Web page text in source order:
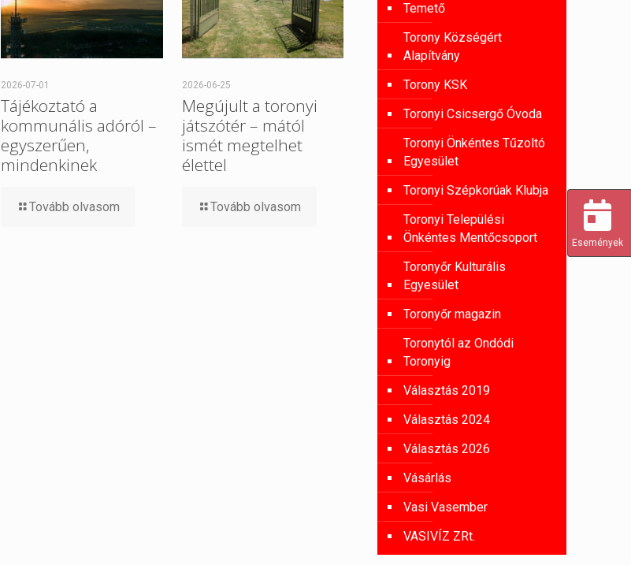
2026-07-01
Tájékoztató a
kommunális adóról –
egyszerűen,
mindenkinek
Tovább olvasom
2026-06-25
Megújult a toronyi
játszótér – mától
ismét megtelhet
élettel
Tovább olvasom
Temető
Torony Községért
Alapítvány
Torony KSK
Toronyi Csicsergő Óvoda
Toronyi Önkéntes Tűzoltó
Egyesület
Toronyi Szépkorúak Klubja
Toronyi Települési
Önkéntes Mentőcsoport
Toronyőr Kulturális
Egyesület
Toronyőr magazin
Toronytól az Ondódi
Toronyig
Választás 2019
Választás 2024
Választás 2026
Vásárlás
Vasi Vasember
VASIVÍZ ZRt.
Események